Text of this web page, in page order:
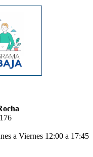
a Viernes 12:00 a 17:45